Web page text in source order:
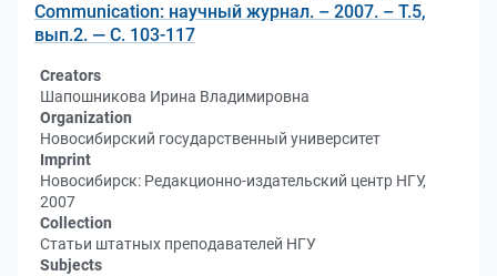
Communication: научный журнал. – 2007. – Т.5,
вып.2. — С. 103-117
Creators
Шапошникова Ирина Владимировна
Organization
Новосибирский государственный университет
Imprint
Новосибирск: Редакционно-издательский центр НГУ,
2007
Collection
Статьи штатных преподавателей НГУ
Subjects